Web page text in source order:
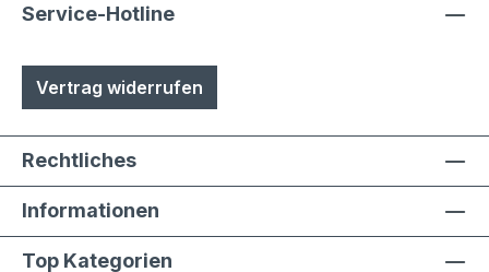
Service-Hotline
Vertrag widerrufen
Rechtliches
Informationen
Top Kategorien